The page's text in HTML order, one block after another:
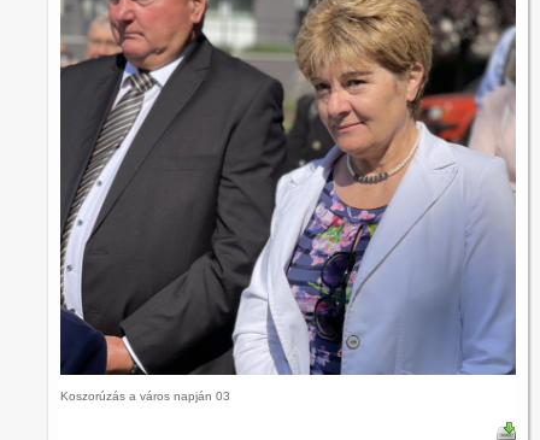
Koszorúzás a város napján 03